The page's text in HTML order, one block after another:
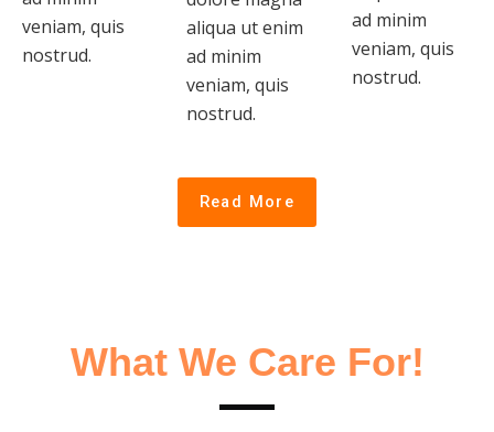
veniam, quis
nostrud.
aliqua ut enim
ad minim
veniam, quis
nostrud.
ad minim
veniam, quis
nostrud.
Read More
What We Care For!